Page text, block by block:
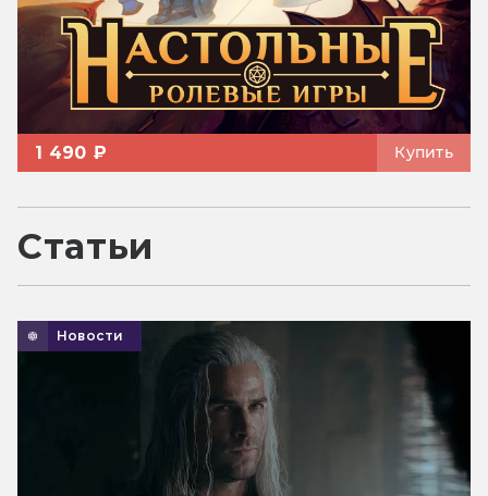
1 490 ₽ Купить
Статьи
Новости